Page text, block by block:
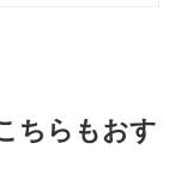
ちらもおす